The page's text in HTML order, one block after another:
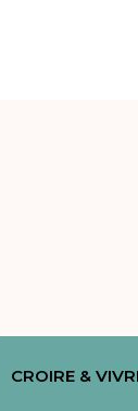
CROIRE &